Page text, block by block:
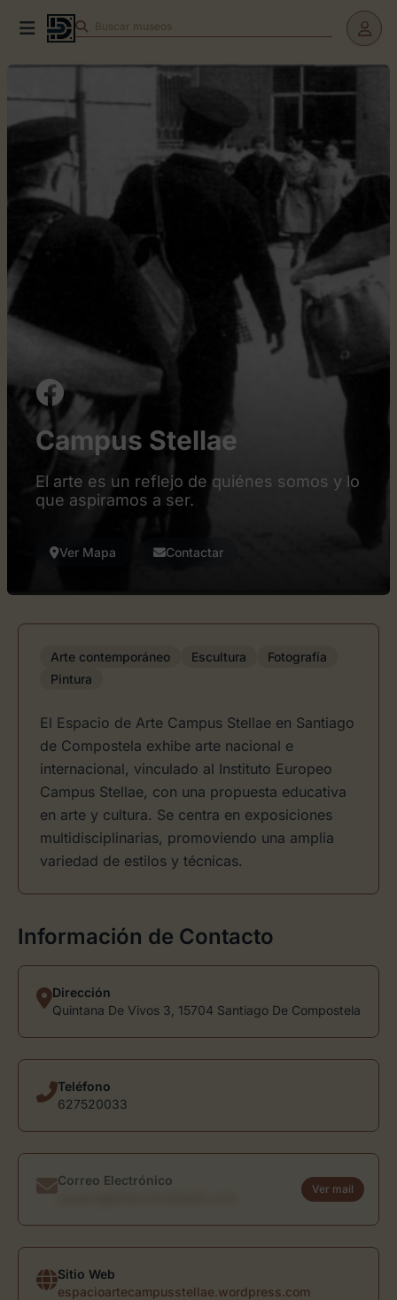
Buscar teatros
Campus Stellae
El arte es un reflejo de quiénes somos y lo
que aspiramos a ser.
Ver Mapa Contactar
Arte contemporáneo Escultura
Fotografía
Pintura
El Espacio de Arte Campus Stellae en Santiago
de Compostela exhibe arte nacional e
internacional, vinculado al Instituto Europeo
Campus Stellae, con una propuesta educativa
en arte y cultura. Se centra en exposiciones
multidisciplinarias, promoviendo una amplia
variedad de estilos y técnicas.
Información de Contacto
Dirección
Quintana De Vivos 3, 15704 Santiago De Compostela
Teléfono
627520033
Correo Electrónico
Ver mail
Sitio Web
espacioartecampusstellae.wordpress.com